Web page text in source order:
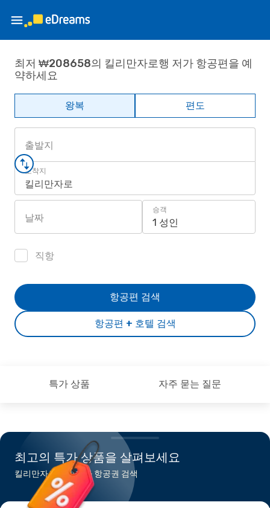
최저 ₩208658의 킬리만자로행 저가 항공편을 예
약하세요
왕복 편도
출발지
도착지
킬리만자로
날짜
승객
1 성인
직항
항공편 + 호텔 검색
항공편 검색
특가 상품 자주 묻는 질문
최고의 특가 상품을 살펴보세요
킬리만자로행 최저가 항공권 검색